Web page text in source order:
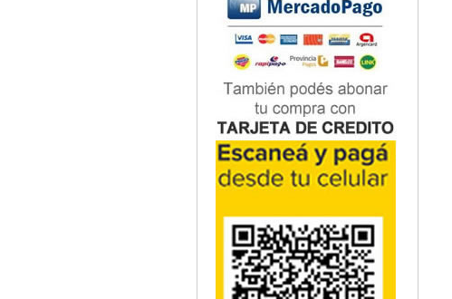
Neurocirugía
Neurología
Nutrición
Odontología
Oftalmología
Oncología / Cuidados Paliativos
Ortopedía / Traumatología
Osteopatía
Otorrinolaringología
Podología
Psicología
Psiquiatría
Química